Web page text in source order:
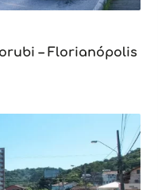
– Florianópolis